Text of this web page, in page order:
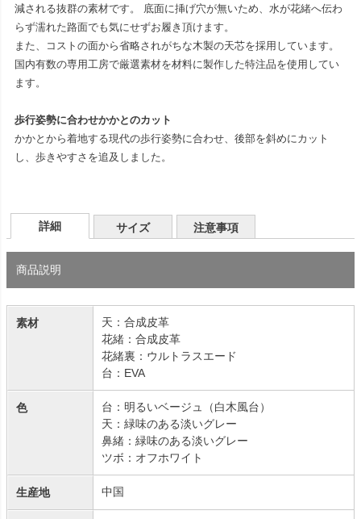
減される抜群の素材です。 底面に挿げ穴が無いため、水が花緒へ伝わ
らず濡れた路面でも気にせずお履き頂けます。
また、コストの面から省略されがちな木製の天芯を採用しています。
国内有数の専用工房で厳選素材を材料に製作した特注品を使用してい
ます。
歩行姿勢に合わせかかとのカット
かかとから着地する現代の歩行姿勢に合わせ、後部を斜めにカット
し、歩きやすさを追及しました。
詳細 サイズ 注意事項
商品説明
素材
天：合成皮革
花緒：合成皮革
花緒裏：ウルトラスエード
台：EVA
色
台：明るいベージュ（白木風台）
天：緑味のある淡いグレー
鼻緒：緑味のある淡いグレー
ツボ：オフホワイト
生産地 中国